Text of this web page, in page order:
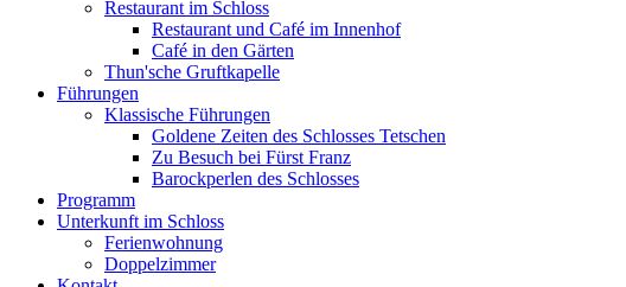
Restaurant im Schloss
Restaurant und Café im Innenhof
Café in den Gärten
Thun'sche Gruftkapelle
Führungen
Klassische Führungen
Goldene Zeiten des Schlosses Tetschen
Zu Besuch bei Fürst Franz
Barockperlen des Schlosses
Programm
Unterkunft im Schloss
Ferienwohnung
Doppelzimmer